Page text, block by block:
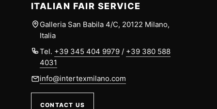
ITALIAN FAIR SERVICE
Galleria San Babila 4/C, 20122 Milano,
Italia
Tel. +39 345 404 9979 / +39 380 588
4031
info@intertexmilano.com
CONTACT US